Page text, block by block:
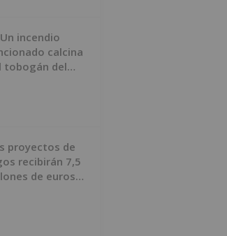
Un incendio
calcina
tobogán del
proyectos de
recibirán 7,5
de euros